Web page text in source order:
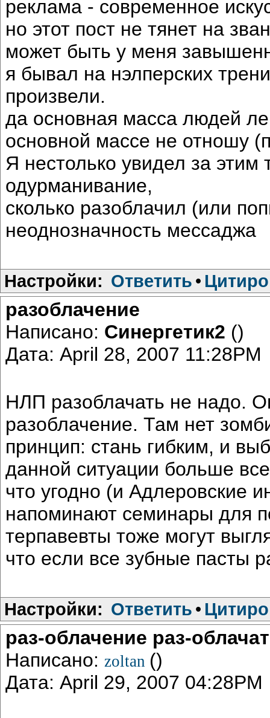
реклама - современное
но этот пост не тянет на
может быть у меня
я бывал на нэлперских
произвели.
да основная масса людей
основной массе не отношу
Я нестолько увидел за этим
одурманивание,
сколько разоблачил (или
неоднозначность мессаджа
Настройки: Ответить •
разоблачение
Написано: Синергетик2 ()
Дата: April 28, 2007 11:28PM
НЛП разоблачать не надо.
разоблачение. Там нет
принцип: стань гибким, и
данной ситуации больше
что угодно (и Адлеровские
напоминают семинары для
терпавевты тоже могут
что если все зубные пасты
Настройки: Ответить •
раз-облачение раз-
Написано: zoltan ()
Дата: April 29, 2007 04:28PM